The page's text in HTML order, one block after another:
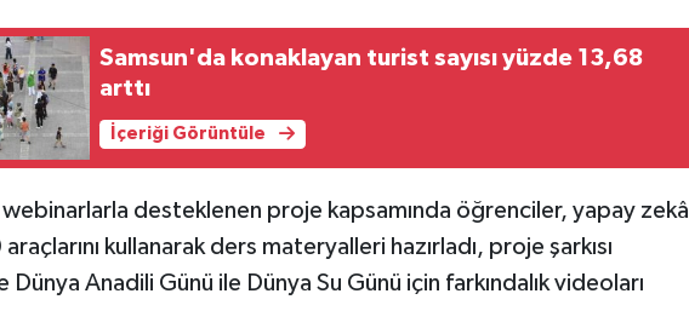
Samsun'da konaklayan turist sayısı yüzde 13,68
arttı
İçeriği Görüntüle
webinarlarla desteklenen proje kapsamında öğrenciler, yapay zekâ
kullanarak ders materyalleri hazırladı, proje şarkısı
Anadili Günü ile Dünya Su Günü için farkındalık videoları